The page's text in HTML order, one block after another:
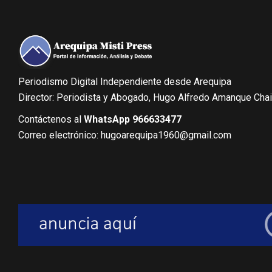
Periodismo Digital Independiente desde Arequipa
Director: Periodista y Abogado, Hugo Alfredo Amanque
Contáctenos al WhatsApp 966633477
Correo electrónico: hugoarequipa1960@gmail.com